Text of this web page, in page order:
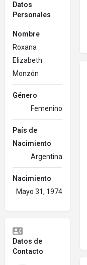
Datos
Personales
Nombre
Roxana
Elizabeth
Monzón
Género
Femenino
País de
Nacimiento
Argentina
Nacimiento
Mayo 31, 1974
Datos de
Contacto